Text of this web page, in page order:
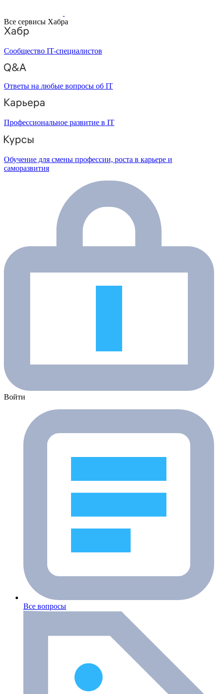
Все сервисы Хабра
Сообщество IT-специалистов
Ответы на любые вопросы об IT
Профессиональное развитие в IT
Обучение для смены профессии, роста в карьере и
саморазвития
Войти
Все вопросы